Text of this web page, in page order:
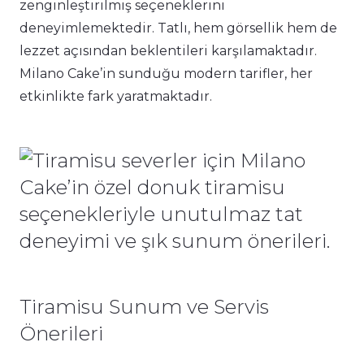
zenginleştirilmiş seçeneklerini
deneyimlemektedir. Tatlı, hem görsellik hem de
lezzet açısından beklentileri karşılamaktadır.
Milano Cake’in sunduğu modern tarifler, her
etkinlikte fark yaratmaktadır.
Tiramisu Sunum ve Servis
Önerileri